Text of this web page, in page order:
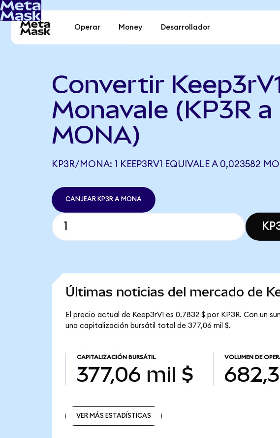
Operar Money Desarrollador
Convertir
Monavale (KP3R a
MONA)
KP3R/MONA: 1 KEEP3RV1 EQUIVALE A 0,023582
CANJEAR KP3R A MONA
Últimas noticias del mercado de
El precio actual de Keep3rV1 es 0,7832 $ por KP3R. Con un
una capitalización bursátil total de 377,06 mil $.
CAPITALIZACIÓN BURSÁTIL
377,06 mil $
VOLUMEN DE
VER MÁS ESTADÍSTICAS